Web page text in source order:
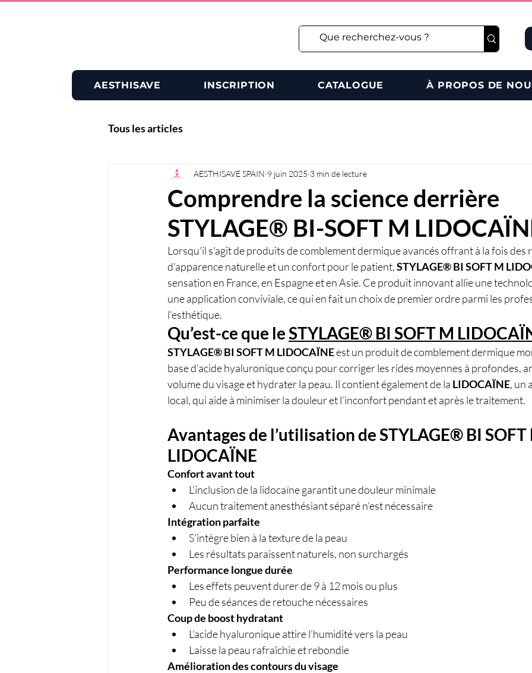
AESTHISAVE INSCRIPTION CATALOGUE À PROPOS DE
Tous les articles
Comprendre la science derrière
STYLAGE® BI-SOFT M
AESTHISAVE SPAIN 9 juin 2025 3 min de lecture
Lorsqu'il s'agit de produits de comblement dermique avancés offrant à la fois des
d'apparence naturelle et un confort pour le patient, STYLAGE® BI SOFT M
sensation en France, en Espagne et en Asie. Ce produit innovant allie une
une application conviviale, ce qui en fait un choix de premier ordre parmi les
l'esthétique.
Qu’est-ce que le STYLAGE® BI SOFT M
STYLAGE® BI SOFT M LIDOCAÏNE est un produit de comblement dermique
base d’acide hyaluronique conçu pour corriger les rides moyennes à profondes,
volume du visage et hydrater la peau. Il contient également de la LIDOCAÏNE, un
local, qui aide à minimiser la douleur et l’inconfort pendant et après le traitement.
Avantages de l’utilisation de STYLAGE® BI SOFT
LIDOCAÏNE
Confort avant tout
L’inclusion de la lidocaïne garantit une douleur minimale
Aucun traitement anesthésiant séparé n’est nécessaire
Intégration parfaite
S’intègre bien à la texture de la peau
Les résultats paraissent naturels, non surchargés
Performance longue durée
Les effets peuvent durer de 9 à 12 mois ou plus
Peu de séances de retouche nécessaires
Coup de boost hydratant
L’acide hyaluronique attire l’humidité vers la peau
Laisse la peau rafraîchie et rebondie
Amélioration des contours du visage